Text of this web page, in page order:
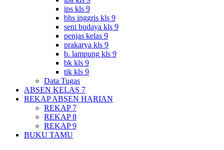
ips kls 9
bhs inggris kls 9
seni budaya kls 9
penjas kelas 9
prakarya kls 9
b. lampung kls 9
bk kls 9
tik kls 9
Data Tugas
ABSEN KELAS 7
REKAP ABSEN HARIAN
REKAP 7
REKAP 8
REKAP 9
BUKU TAMU